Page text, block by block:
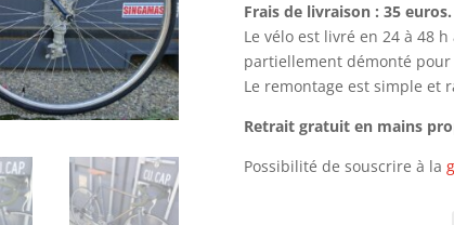
Frais de livraison : 35 euros.
Le vélo est livré en 24 à 48
partiellement démonté
Le remontage est simple et
Retrait gratuit en mains
Possibilité de souscrire à la